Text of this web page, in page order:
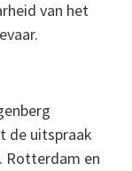
van het
de uitspraak
Rotterdam en